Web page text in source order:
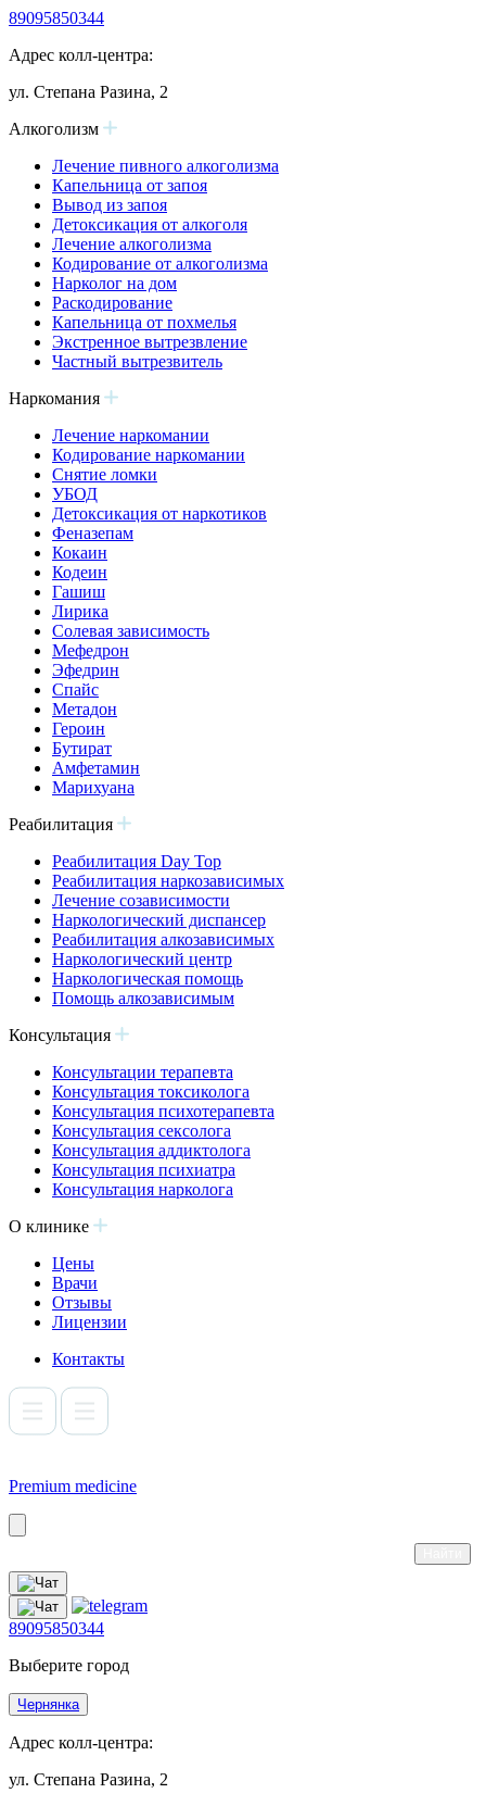
89095850344
Адрес колл-центра:
ул. Степана Разина, 2
Алкоголизм
Лечение пивного алкоголизма
Капельница от запоя
Вывод из запоя
Детоксикация от алкоголя
Лечение алкоголизма
Кодирование от алкоголизма
Нарколог на дом
Раскодирование
Капельница от похмелья
Экстренное вытрезвление
Частный вытрезвитель
Наркомания
Лечение наркомании
Кодирование наркомании
Снятие ломки
УБОД
Детоксикация от наркотиков
Феназепам
Кокаин
Кодеин
Гашиш
Лирика
Солевая зависимость
Мефедрон
Эфедрин
Спайс
Метадон
Героин
Бутират
Амфетамин
Марихуана
Реабилитация
Реабилитация Day Top
Реабилитация наркозависимых
Лечение созависимости
Наркологический диспансер
Реабилитация алкозависимых
Наркологический центр
Наркологическая помощь
Помощь алкозависимым
Консультация
Консультации терапевта
Консультация токсиколога
Консультация психотерапевта
Консультация сексолога
Консультация аддиктолога
Консультация психиатра
Консультация нарколога
О клинике
Цены
Врачи
Отзывы
Лицензии
Контакты
Premium medicine
89095850344
Выберите город
Чернянка
Адрес колл-центра:
ул. Степана Разина, 2